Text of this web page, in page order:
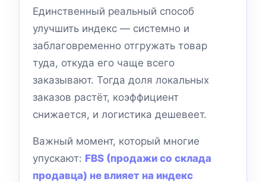
Единственный реальный способ
улучшить индекс — системно и
заблаговременно отгружать товар
туда, откуда его чаще всего
заказывают. Тогда доля локальных
заказов растёт, коэффициент
снижается, и логистика дешевеет.
Важный момент, который многие
упускают: FBS (продажи со склада
продавца) не влияет на индекс